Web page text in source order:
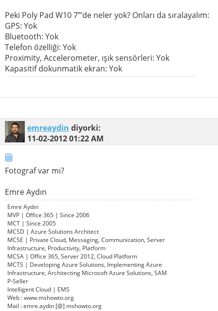
Peki Poly Pad W10 7”’de neler yok? Onları da sıralayalım:
GPS: Yok
Bluetooth: Yok
Telefon özelliği: Yok
Proximity, Accelerometer, ışık sensörleri: Yok
Kapasitif dokunmatik ekran: Yok
emreaydin diyorki:
11-02-201201:22 AM
Fotograf var mı?
Emre Aydın
Emre Aydın
MVP | Office 365 | Since 2006
MCT | Since 2005
MCSD | Azure Solutions Architect
MCSE | Private Cloud, Messaging, Communication, Server
Infrastructure, Productivity, Platform
MCSA | Office 365, Server 2012, Cloud Platform
MCTS | Developing Azure Solutions, Implementing Azure
Infrastructure, Architecting Microsoft Azure Solutions, SAM
P-Seller
Intelligent Cloud | EMS
Web : www.mshowto.org
Mail : emre.aydin [@] mshowto.org